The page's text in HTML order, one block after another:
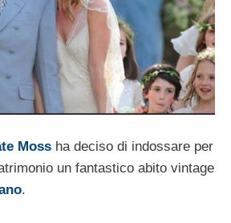
Moss ha deciso di indossare per
un fantastico abito vintage
.